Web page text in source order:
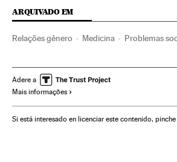
ARQUIVADO EM
Relações gênero Medicina Problemas
Compresas Menstruação
Direitos mulher
Adere a
Mais informações
Si está interesado en licenciar este contenido, pinche